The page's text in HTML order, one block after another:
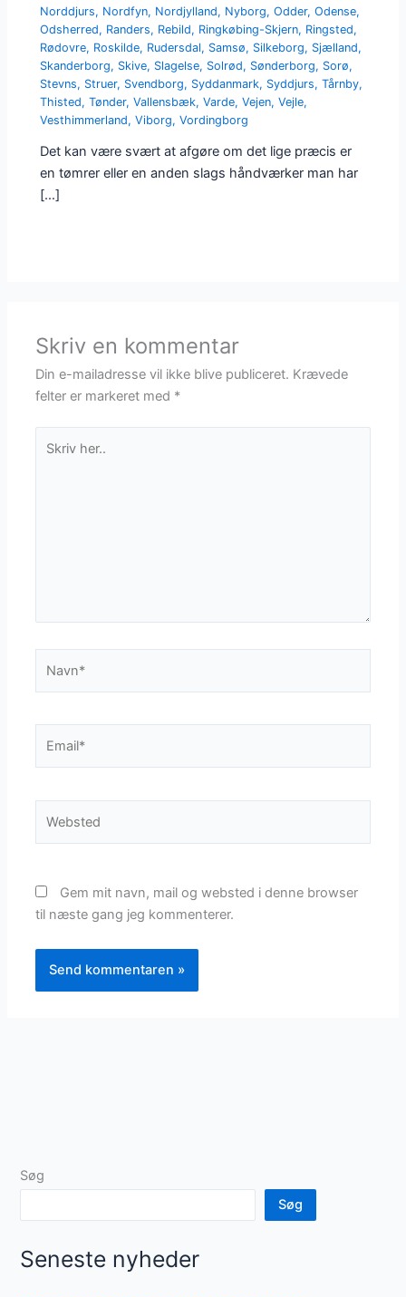
Norddjurs, Nordfyn, Nordjylland, Nyborg,Odder,Odense,
Odsherred, Randers, Rebild, Ringkøbing-Skjern, Ringsted,
Rødovre, Roskilde, Rudersdal, Samsø, Silkeborg, Sjælland,
Skanderborg, Skive, Slagelse, Solrød, Sønderborg, Sorø,
Stevns, Struer, Svendborg, Syddanmark, Syddjurs,Tårnby,
Thisted,Tønder,Vallensbæk,Varde,Vejen,Vejle,
Vesthimmerland,Viborg,Vordingborg
Det kan være svært at afgøre om det lige præcis er
en tømrer eller en anden slags håndværker man har
[…]
Skriv en kommentar
Din e-mailadresse vil ikke blive publiceret. Krævede
felter er markeret med *
her..
Gem mit navn, mail og websted i denne browser
til næste gang jeg kommenterer.
Søg
Søg
Seneste nyheder